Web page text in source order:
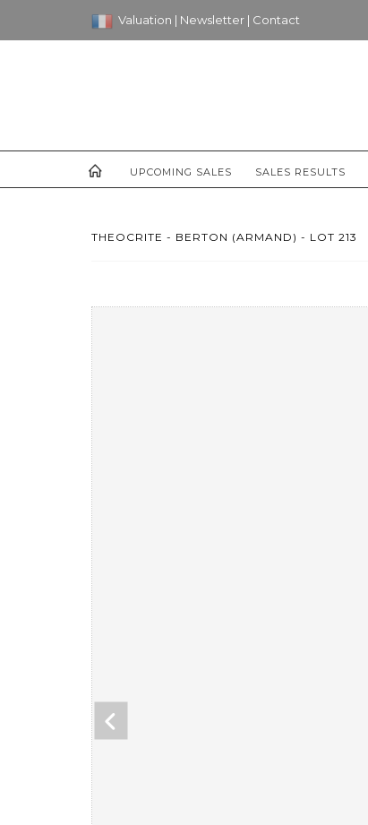
Valuation | Newsletter | Contact
UPCOMING SALES SALES RESULTS
THEOCRITE - BERTON (ARMAND) - LOT 213